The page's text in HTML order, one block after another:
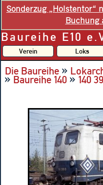
Sonderzug „Holstentor“
Buchung
Baureihe E10
Verein Loks
Die Baureihe »
»Baureihe 140 »140